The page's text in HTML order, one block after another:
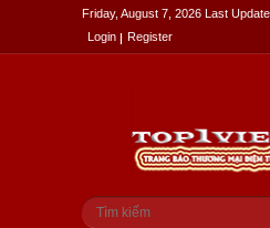
Friday, August 7, 2026 Last
Login
Register
Biểu mẫu tìm
Tìm kiếm